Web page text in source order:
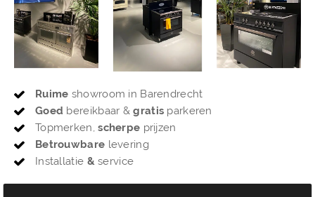
Ruime showroom in Barendrecht
Goed bereikbaar &gratis parkeren
Topmerken,scherpe prijzen
Betrouwbare levering
Installatie & service